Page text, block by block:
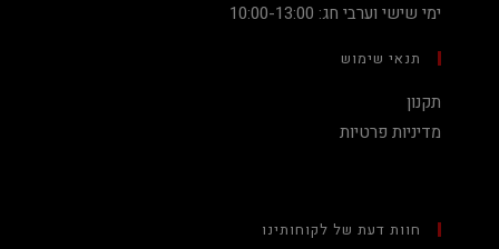
ימי שישי וערבי חג: 10:00-13:00
תנאי שימוש
תקנון
מדיניות פרטיות
חוות דעת של לקוחותינו